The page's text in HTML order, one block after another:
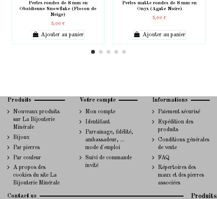
Perles rondes de 8 mm en
Obsidienne Snowflake (Flocon de
Neige)
5,00 €
Ajouter au panier
Perles matte rondes de 8 mm en
Onyx (Agate Noire)
5,00 €
Ajouter au panier
Produits
Nouveaux produits
sur La Bijouterie
Minérale
Bijoux
Par pierres
Par couleur
A propos des
cookies du site La
Bijouterie Minérale
Votre compte
Mon compte
Identifiant
Parrainage, fidélité,
ambassadeur, ...
mode d'emploi
Suivi de commande
invité
Informations
Paiement sécurisé
Expédition des
produits
Conditions générales
de vente
FAQ
Répertoires des
maux et des pierres
associées
Contact us Produits